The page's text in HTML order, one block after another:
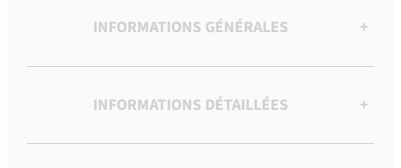
INFORMATIONS GÉNÉRALES +
INFORMATIONS DÉTAILLÉES +